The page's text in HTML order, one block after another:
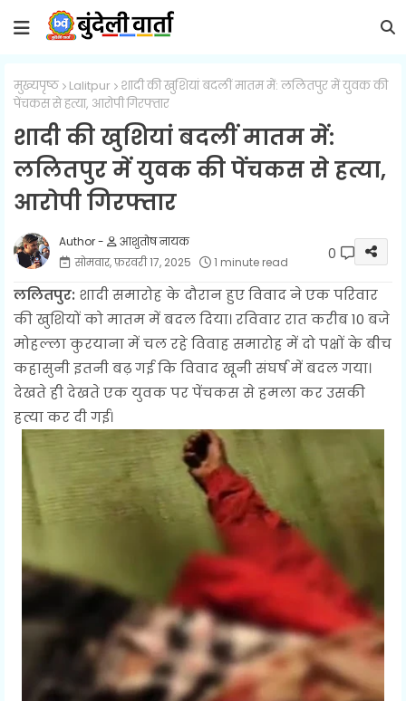
मुख्यपृष्ठ Lalitpur
शादी की खुशियां बदलीं मातम में: ललितपुर में युवक की
पेंचकस से हत्या, आरोपी गिरफ्तार
शादी की खुशियां बदलीं मातम में:
ललितपुर में युवक की पेंचकस से हत्या,
आरोपी गिरफ्तार
आशुतोष नायक
सोमवार, फ़रवरी 17, 2025
1 minute read 0
ललितपुर: शादी समारोह के दौरान हुए विवाद ने एक परिवार
की खुशियों को मातम में बदल दिया। रविवार रात करीब 10 बजे
मोहल्ला कुरयाना में चल रहे विवाह समारोह में दो पक्षों के बीच
कहासुनी इतनी बढ़ गई कि विवाद खूनी संघर्ष में बदल गया।
देखते ही देखते एक युवक पर पेंचकस से हमला कर उसकी
हत्या कर दी गई।